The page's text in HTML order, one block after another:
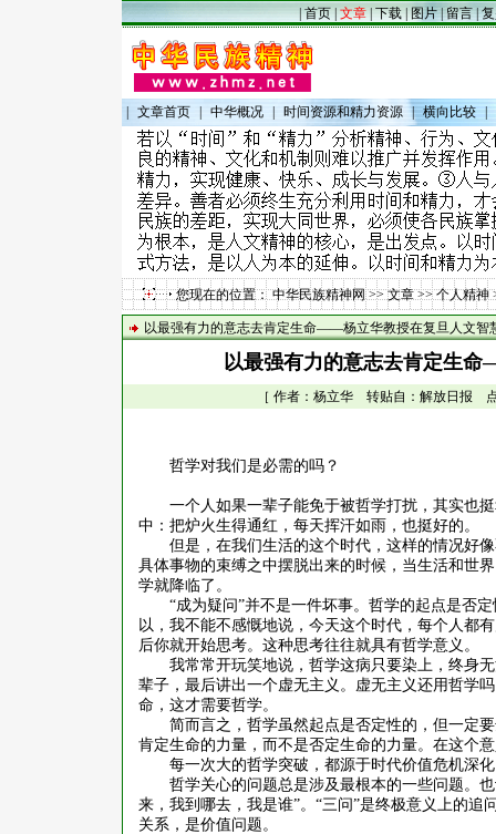
|首页|文章|下载| 图片|留言|
文章首页 中华概况 时间资源和精力资源 | 横向比较
您现在的位置：中华民族精神网>>文章>>个人精神
以最强有力的意志去肯定生命——杨立华教授在复旦人文智
以最强有力的意志去肯定生
［ 作者：杨立华 转贴自：解放日报
哲学对我们是必需的吗？
一个人如果一辈子能免于被哲学打扰，其实也
中：把炉火生得通红，每天挥汗如雨，也挺好的。
但是，在我们生活的这个时代，这样的情况好
具体事物的束缚之中摆脱出来的时候，当生活和世
学就降临了。
“成为疑问”并不是一件坏事。哲学的起点是否
以，我不能不感慨地说，今天这个时代，每个人都
后你就开始思考。这种思考往往就具有哲学意义。
我常常开玩笑地说，哲学这病只要染上，终身
辈子，最后讲出一个虚无主义。虚无主义还用哲学
命，这才需要哲学。
简而言之，哲学虽然起点是否定性的，但一定
肯定生命的力量，而不是否定生命的力量。在这个
每一次大的哲学突破，都源于时代价值危机深化
哲学关心的问题总是涉及最根本的一些问题。
来，我到哪去，我是谁”。“三问”是终极意义上的
关系，是价值问题。